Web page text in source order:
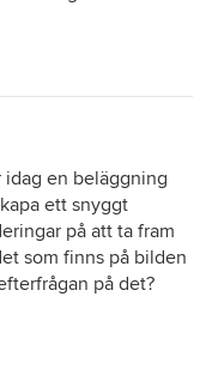
en beläggning
ett snyggt
på att ta fram
som finns på bilden
på det?